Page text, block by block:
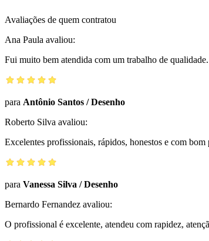
Avaliações de quem contratou
Ana Paula avaliou:
Fui muito bem atendida com um trabalho de
para Antônio Santos /Desenho
Roberto Silva avaliou:
Excelentes profissionais, rápidos, honestos e com
para Vanessa Silva /Desenho
Bernardo Fernandez avaliou:
O profissional é excelente, atendeu com rapidez,